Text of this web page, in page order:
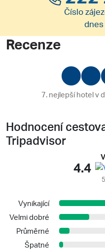
Číslo
dnes
Recenze
7. nejlepší hotel v
Hodnocení
Tripadvisor
4.4
Vynikající
Velmi dobré
Průměrné
Špatné